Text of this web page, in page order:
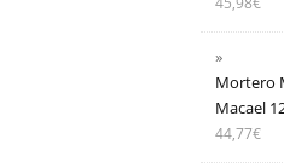
Mortero
Macael
44,77€